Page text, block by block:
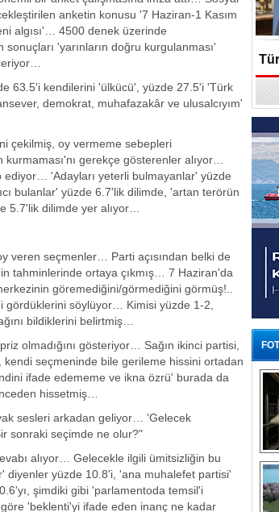
anketin konusu '7 Haziran-1 Kasım
algısı'… 4500 denek üzerinde
'yarınların doğru kurgulanması'
63.5'i kendilerini 'ülkücü', yüzde 27.5'i 'Türk
demokrat, muhafazakâr ve ulusalcıyım'
çekilmiş, oy vermeme sebepleri
gerekçe gösterenler alıyor…
'Adayları yeterli bulmayanlar' yüzde
bulanlar' yüzde 6.7'lik dilimde, 'artan terörün
5.7'lik dilimde yer alıyor…
veren seçmenler… Parti açısından belki de
tahminlerinde ortaya çıkmış… 7 Haziran'da
göremediğini/görmediğini görmüş!..
gördüklerini söylüyor… Kimisi yüzde 1-2,
bildiklerini belirtmiş…
olmadığını gösteriyor… Sağın ikinci partisi,
kendi seçmeninde bile gerileme hissini ortadan
ifade edememe ve ikna özrü' burada da
hissetmiş…
sesleri arkadan geliyor… 'Gelecek
sonraki seçimde ne olur?"
alıyor… Gelecekle ilgili ümitsizliğin bu
diyenler yüzde 10.8'i, 'ana muhalefet partisi'
şimdiki gibi 'parlamentoda temsil'i
'beklenti'yi ifade eden inanç ne kadar